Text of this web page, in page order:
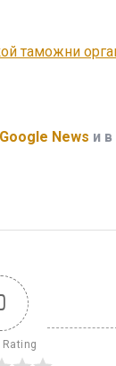
таможни
Google News и в